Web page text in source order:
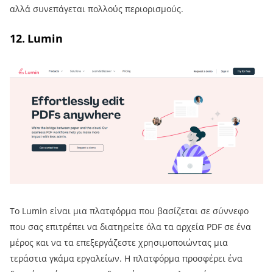
αλλά συνεπάγεται πολλούς περιορισμούς.
12. Lumin
Το Lumin είναι μια πλατφόρμα που βασίζεται σε σύννεφο
που σας επιτρέπει να διατηρείτε όλα τα αρχεία PDF σε ένα
μέρος και να τα επεξεργάζεστε χρησιμοποιώντας μια
τεράστια γκάμα εργαλείων. Η πλατφόρμα προσφέρει ένα